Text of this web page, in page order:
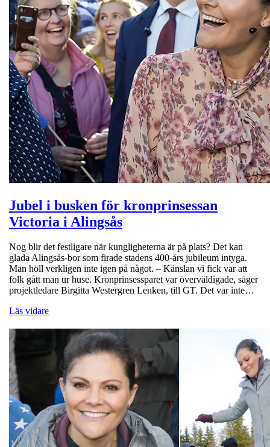
Jubel i busken för kronprinsessan
Victoria i Alingsås
Nog blir det festligare när kungligheterna är på plats? Det kan
glada Alingsås-bor som firade stadens 400-års jubileum intyga.
Man höll verkligen inte igen på något. – Känslan vi fick var att
folk gått man ur huse. Kronprinsessparet var överväldigade, säger
projektledare Birgitta Westergren Lenken, till GT. Det var inte…
Läs vidare